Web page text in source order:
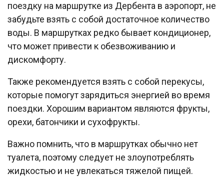
поездку на маршрутке из Дербента в аэропорт, не
забудьте взять с собой достаточное количество
воды. В маршрутках редко бывает кондиционер,
что может привести к обезвоживанию и
дискомфорту.
Также рекомендуется взять с собой перекусы,
которые помогут зарядиться энергией во время
поездки. Хорошим вариантом являются фрукты,
орехи, батончики и сухофрукты.
Важно помнить, что в маршрутках обычно нет
туалета, поэтому следует не злоупотреблять
жидкостью и не увлекаться тяжелой пищей.